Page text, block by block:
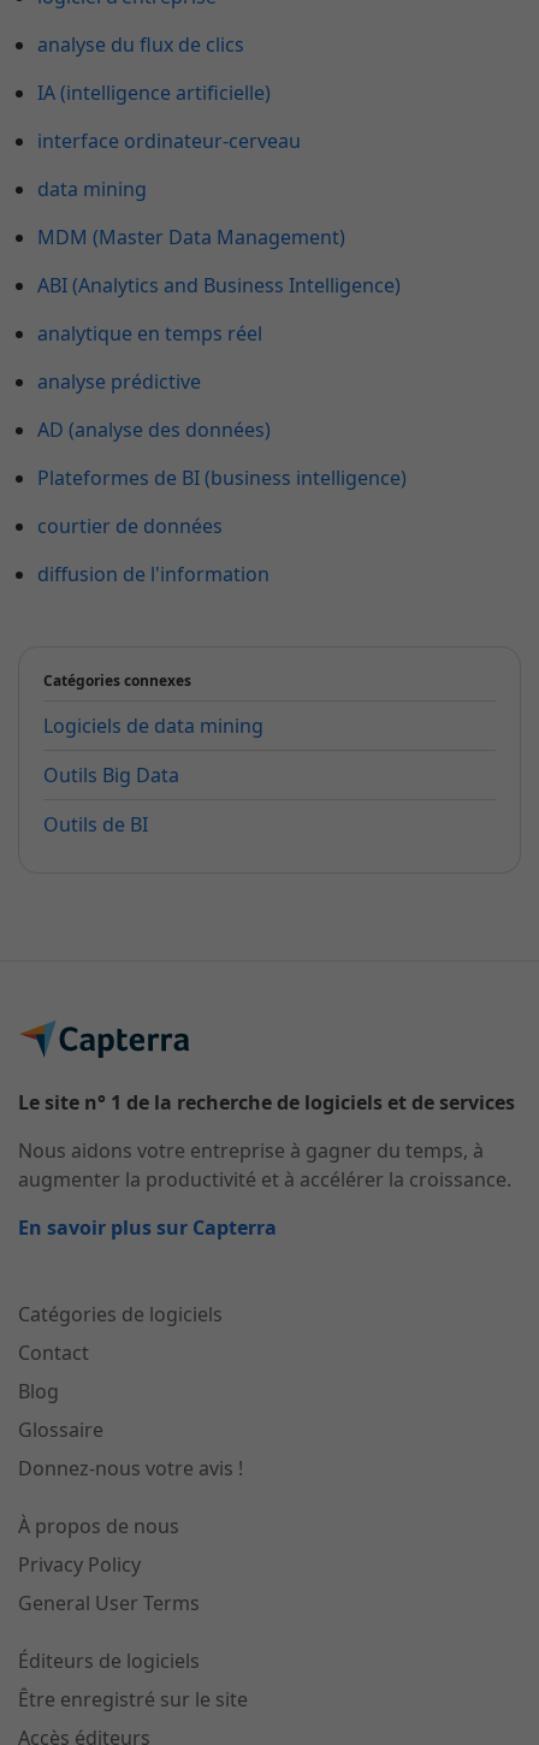
analyse du flux de clics
IA (intelligence artificielle)
interface ordinateur-cerveau
data mining
MDM (Master Data Management)
ABI (Analytics and Business Intelligence)
analytique en temps réel
analyse prédictive
AD (analyse des données)
Plateformes de BI (business intelligence)
courtier de données
diffusion de l'information
Catégories connexes
Logiciels de data mining
Outils Big Data
Outils de BI
Le site n° 1 de la recherche de logiciels et de services
Nous aidons votre entreprise à gagner du temps, à
augmenter la productivité et à accélérer la croissance.
En savoir plus sur Capterra
Catégories de logiciels
Contact
Blog
Glossaire
Donnez-nous votre avis !
À propos de nous
Privacy Policy
General User Terms
Éditeurs de logiciels
Être enregistré sur le site
Accès éditeurs